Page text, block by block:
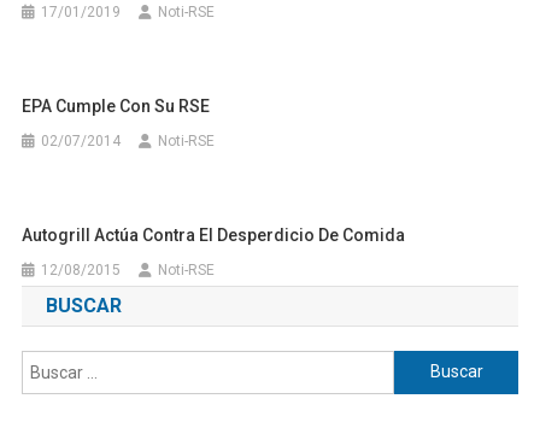
17/01/2019 Noti-RSE
EPA Cumple Con Su RSE
02/07/2014 Noti-RSE
Autogrill Actúa Contra El Desperdicio De Comida
12/08/2015 Noti-RSE
BUSCAR
Buscar: